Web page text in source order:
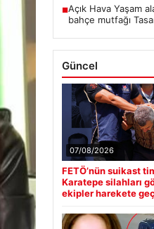
■Açık Hava Yaşam
bahçe mutfağı
Güncel
07/08/2026
FETÖ’nün suikast
Karatepe silahları
ekipler harekete